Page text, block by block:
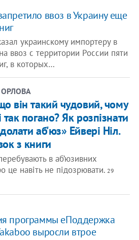
ввоз в Украину еще
украинскому импортеру в
ввоз с территории России пяти
в которых…
він такий чудовий, чому
так погано? Як розпізнати
аб'юз» Ейвері Ніл.
з книги
в аб’юзивних
це навіть не підозрювати. 29
программы еПоддержка
выросли втрое